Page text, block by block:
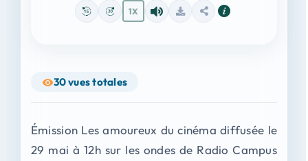
1X
30vues totales
Émission Les amoureux du cinéma diffusée le
29 mai à 12h sur les ondes de Radio Campus